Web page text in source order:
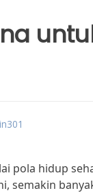
pola hidup
semakin